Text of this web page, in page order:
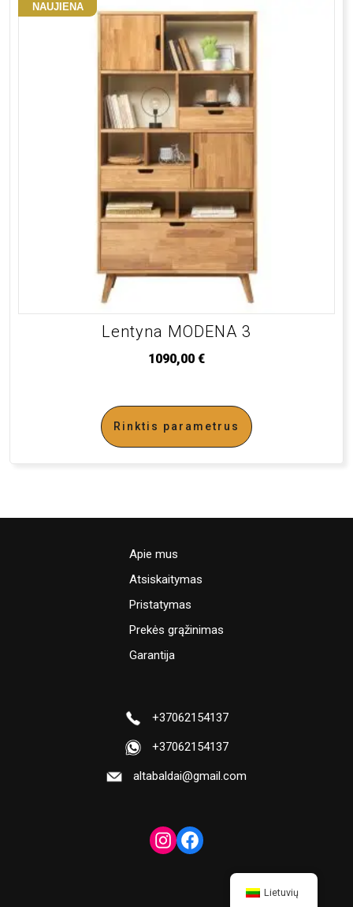
NAUJIENA
Lentyna MODENA 3
1090,00 €
Rinktis parametrus
Apie mus
Atsiskaitymas
Pristatymas
Prekės grąžinimas
Garantija
+37062154137
+37062154137
altabaldai@gmail.com
Lietuvių